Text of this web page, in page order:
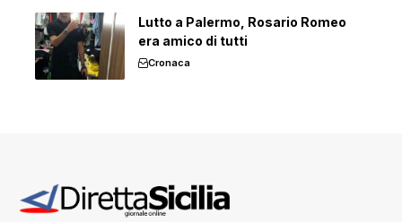
Lutto a Palermo, Rosario Romeo
era amico di tutti
Cronaca